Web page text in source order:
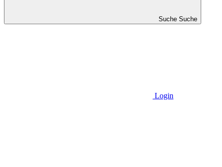
Suche Suche
Login